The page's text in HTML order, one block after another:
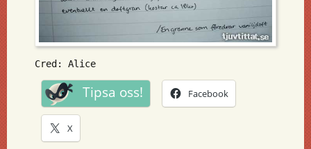
Cred: Alice
Tipsa oss! Facebook
X